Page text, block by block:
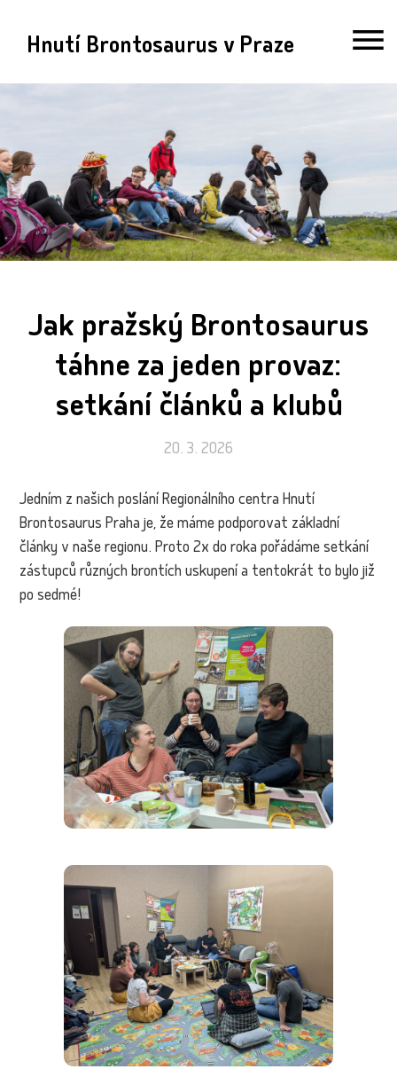
Hnutí Brontosaurus v Praze
Jak pražský Brontosaurus
táhne za jeden provaz:
setkání článků a klubů
20. 3. 2026
Jedním z našich poslání Regionálního centra Hnutí
Brontosaurus Praha je, že máme podporovat základní
články v naše regionu. Proto 2x do roka pořádáme setkání
zástupců různých brontích uskupení a tentokrát to bylo již
po sedmé!